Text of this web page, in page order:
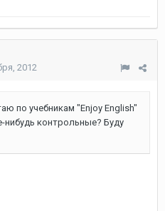
2012
по учебникам "Enjoy English"
нибудь контрольные? Буду